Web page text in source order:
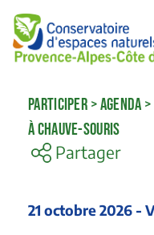
PARTICIPER >AGENDA >
À CHAUVE-SOURIS
Partager
21 octobre 2026 -